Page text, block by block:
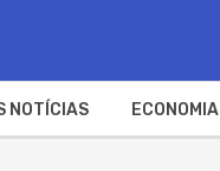
NOTÍCIAS ECONOMIA